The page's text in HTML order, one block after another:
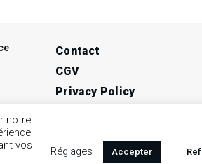
Contact
CGV
Privacy Policy
notre
vos
Réglages Accepter